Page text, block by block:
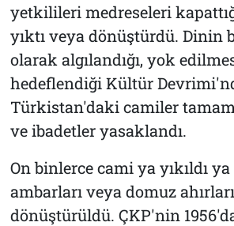
yetkilileri medreseleri
yıktı veya dönüştürdü. Dinin
olarak algılandığı, yok
hedeflendiği Kültür
Türkistan'daki camiler
ve ibadetler yasaklandı.
On binlerce cami ya yıkıldı
ambarları veya domuz
dönüştürüldü. ÇKP'nin